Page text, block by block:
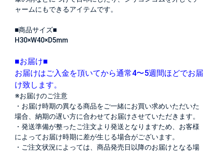
ャームにもできるアイテムです。
■商品サイズ■
H30×W40×D5mm
■お届け■
お届けはご入金を頂いてから通常4〜5週間ほどでお届
け致します。
※お届けのご注意
・お届け時期の異なる商品をご一緒にお買い求めいただいた
場合、納期の遅い方に合わせてお届けさせていただきます。
・発送準備が整ったご注文より発送となりますため、お客様
によってお届け時期に差が生じる場合がございます。
・ご注文状況によっては、商品発売日以降のお届けとなる場